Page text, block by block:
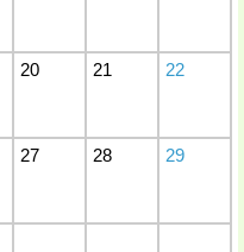
20 21 22
27 28 29